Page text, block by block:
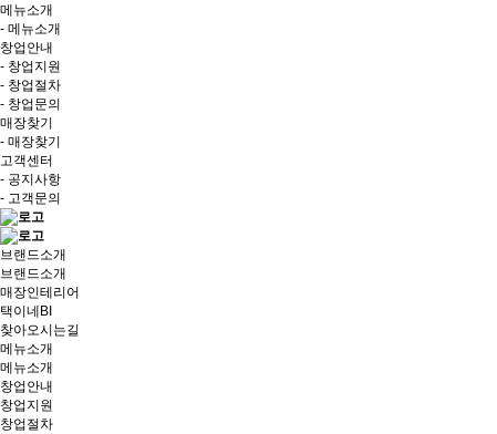
메뉴소개
- 메뉴소개
창업안내
- 창업지원
- 창업절차
- 창업문의
매장찾기
- 매장찾기
고객센터
- 공지사항
- 고객문의
브랜드소개
브랜드소개
매장인테리어
택이네BI
찾아오시는길
메뉴소개
메뉴소개
창업안내
창업지원
창업절차